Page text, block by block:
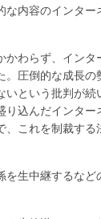
内容のインター
かわらず、インタ
。圧倒的な成長の
いという批判が続
り込んだインター
、これを制裁する
を生中継するなど